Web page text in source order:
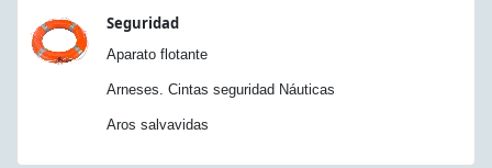
Seguridad
Aparato flotante
Arneses. Cintas seguridad Náuticas
Aros salvavidas